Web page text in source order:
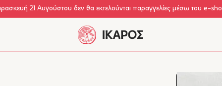
21 Αυγούστου δεν θα εκτελούνται παραγγελίες μέσω του e-